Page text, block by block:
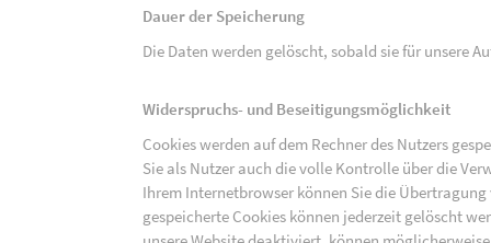
Dauer der Speicherung
Die Daten werden gelöscht, sobald sie für unsere
Widerspruchs- und Beseitigungsmöglichkeit
Cookies werden auf dem Rechner des Nutzers
Sie als Nutzer auch die volle Kontrolle über die
Ihrem Internetbrowser können Sie die
gespeicherte Cookies können jederzeit gelöscht